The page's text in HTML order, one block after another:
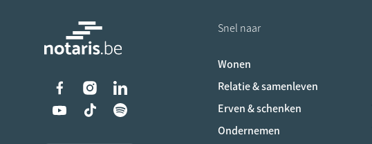
Liens vers les réseaux sociaux
Snel naar
Wonen
Relatie & samenleven
Erven & schenken
Ondernemen